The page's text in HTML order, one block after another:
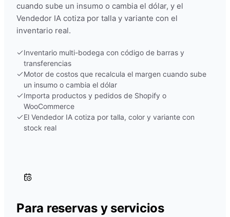
cuando sube un insumo o cambia el dólar, y el
Vendedor IA cotiza por talla y variante con el
inventario real.
Inventario multi-bodega con código de barras y
transferencias
Motor de costos que recalcula el margen cuando sube
un insumo o cambia el dólar
Importa productos y pedidos de Shopify o
WooCommerce
El Vendedor IA cotiza por talla, color y variante con
stock real
Para reservas y servicios